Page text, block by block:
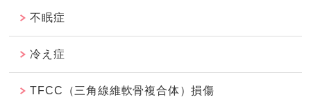
不眠症
冷え症
TFCC（三角線維軟骨複合体）損傷